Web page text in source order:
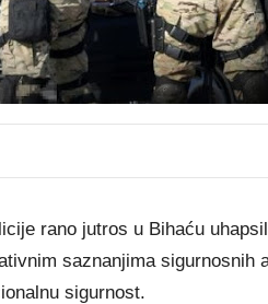
rano jutros u Bihaću
saznanjima sigurnosnih
sigurnost.